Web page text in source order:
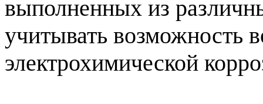
выполненных из
учитывать возможность
электрохимической